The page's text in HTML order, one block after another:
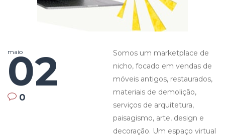
maio
02
0
Somos um marketplace de
nicho, focado em vendas de
móveis antigos, restaurados,
materiais de demolição,
serviços de arquitetura,
paisagismo, arte, design e
decoração. Um espaço virtual